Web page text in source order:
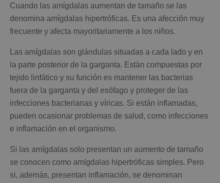
Cuando las amígdalas aumentan de tamaño se las
denomina amígdalas hipertróficas. Es una afección muy
frecuente y afecta mayoritariamente a los niños.
Las amígdalas son glándulas situadas a cada lado y en
la parte posterior de la garganta. Están compuestas por
tejido linfático y su función es mantener las bacterias
fuera de la garganta y del esófago y proteger de las
infecciones bacterianas y víricas. Si están inflamadas,
pueden ocasionar problemas de salud, como infecciones
e inflamación en el organismo.
Si las amígdalas solo presentan un aumento de tamaño
se conocen como amígdalas hipertróficas simples. Pero
si, además, presentan inflamación, se denominan